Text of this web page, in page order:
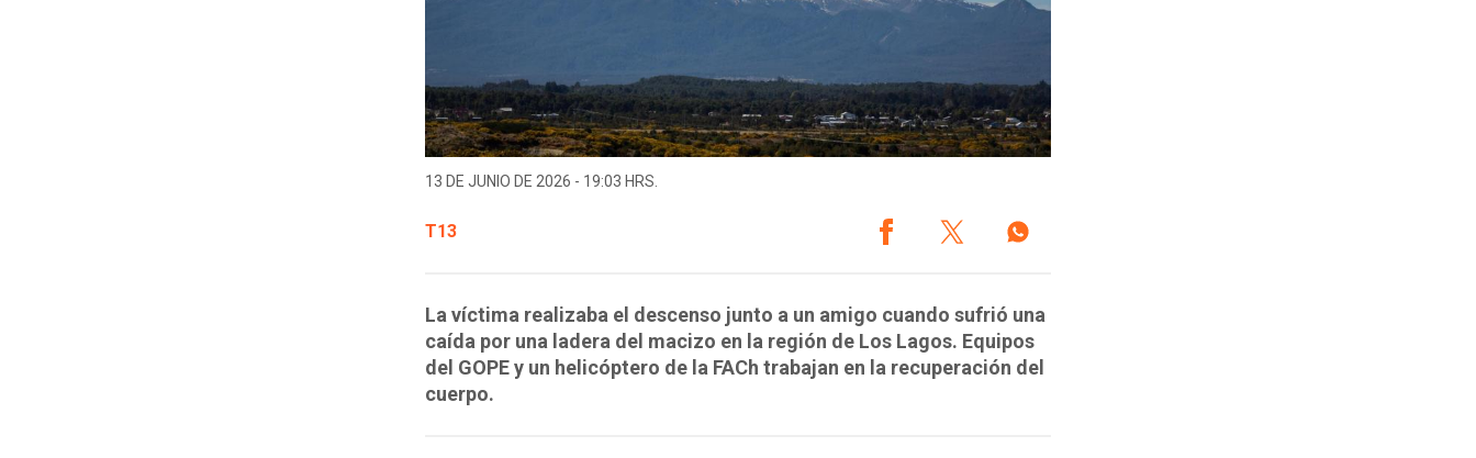
13 DE JUNIO DE 2026 - 19:03 HRS.
T13
La víctima realizaba el descenso junto a un amigo cuando sufrió una
caída por una ladera del macizo en la región de Los Lagos. Equipos
del GOPE y un helicóptero de la FACh trabajan en la recuperación del
cuerpo.